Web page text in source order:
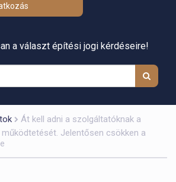
a választ építési jogi kérdéseire!
Át kell adni a szolgáltatóknak a
Jelentősen csökken a